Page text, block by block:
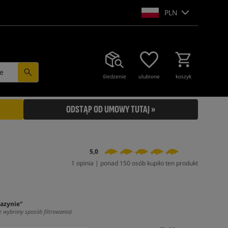
PLN
śledzenie ulubione koszyk
ODSTĄP OD UMOWY TUTAJ »
5,0
1 opinia | ponad 150 osób kupiło ten produkt
wybrany sposób filtrowania)